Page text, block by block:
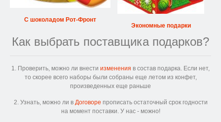
С шоколадом Рот-Фронт
Экономные подарки
Как выбрать поставщика подарков?
1. Проверить, можно ли внести изменения в состав подарка. Если нет,
то скорее всего наборы были собраны еще летом из конфет,
произведенных еще раньше
2. Узнать, можно ли в Договоре прописать остаточный срок годности
на момент поставки. У нас - можно!